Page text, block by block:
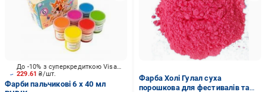
229.61₴/шт.
До -10% з суперкредиткою Visa Вигода
Фарби пальчикові 6 x 40 мл
Фарба Холі Гулал суха
порошкова для фестивалів та